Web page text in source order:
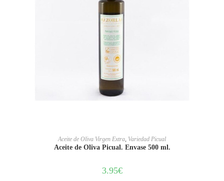
AÑADIR AL CARRITO
Aceite de Oliva Virgen Extra, Variedad Picual
Aceite de Oliva Picual. Envase 500 ml.
3.95€